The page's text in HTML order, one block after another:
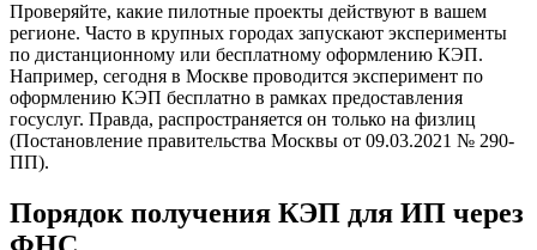
Проверяйте, какие пилотные проекты действуют в вашем
регионе. Часто в крупных городах запускают эксперименты
по дистанционному или бесплатному оформлению КЭП.
Например, сегодня в Москве проводится эксперимент по
оформлению КЭП бесплатно в рамках предоставления
госуслуг. Правда, распространяется он только на физлиц
(Постановление правительства Москвы от 09.03.2021 № 290-
ПП).
Порядок получения КЭП для ИП через